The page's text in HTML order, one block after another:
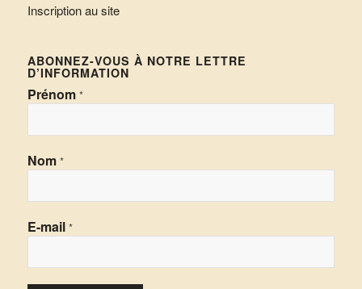
Inscription au site
ABONNEZ-VOUS À NOTRE LETTRE
D’INFORMATION
Prénom *
Nom *
E-mail *